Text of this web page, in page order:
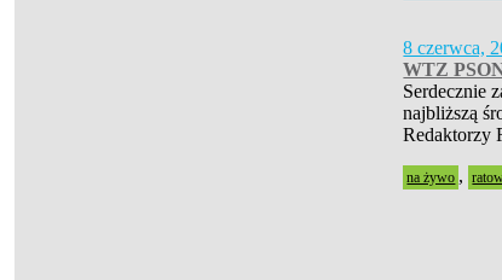
8 czerwca,
WTZ
Serdecznie
najbliższą
Redaktorzy
na żywo ,